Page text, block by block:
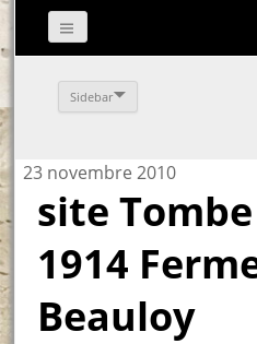
Sidebar
23 novembre 2010
site
1914
Beauloy